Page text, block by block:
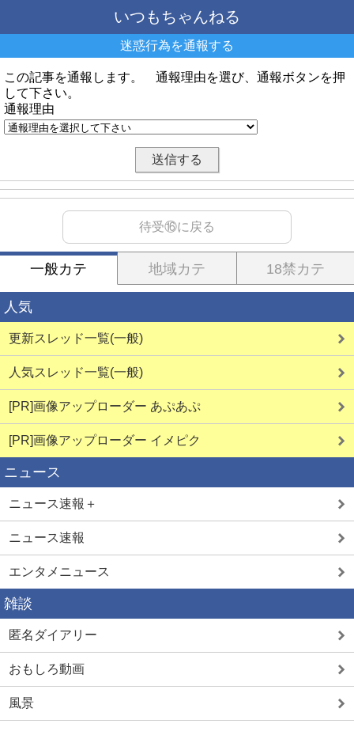
いつもちゃんねる
迷惑行為を通報する
この記事を通報します。 通報理由を選び、通報ボタンを押
して下さい。
通報理由
待受⑯に戻る
一般カテ 地域カテ 18禁カテ
人気
更新スレッド一覧(一般)
人気スレッド一覧(一般)
[PR]画像アップローダー あぷあぷ
[PR]画像アップローダー イメピク
ニュース
ニュース速報＋
ニュース速報
エンタメニュース
雑談
匿名ダイアリー
おもしろ動画
風景